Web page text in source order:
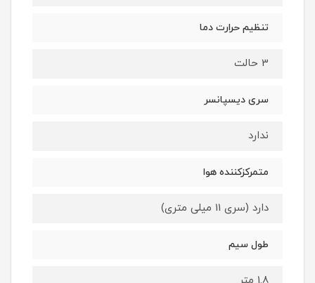
تنظیم حرارت دما
3 حالت
سری دیسپانسر
ندارد
متمرکزکننده هوا
دارد (سری 11 میلی متری)
طول سیم